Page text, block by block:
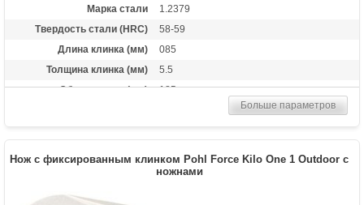
Марка стали
1.2379
Твердость стали (HRC)
58-59
Длина клинка (мм)
085
Толщина клинка (мм)
5.5
Общая длина (мм)
185
Комплект
Kydex
Больше параметров
Нож с фиксированным клинком Pohl Force Kilo One 1 Outdoor с
ножнами